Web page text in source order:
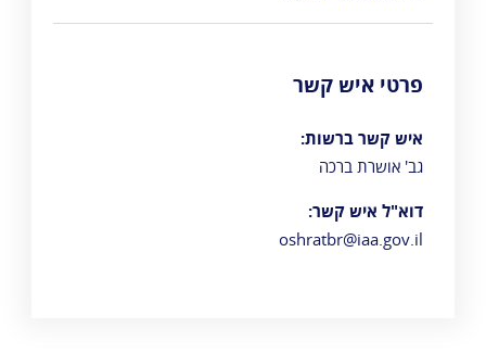
פרטי איש קשר
איש קשר ברשות:
גב' אושרת ברכה
דוא"ל איש קשר:
oshratbr@iaa.gov.il